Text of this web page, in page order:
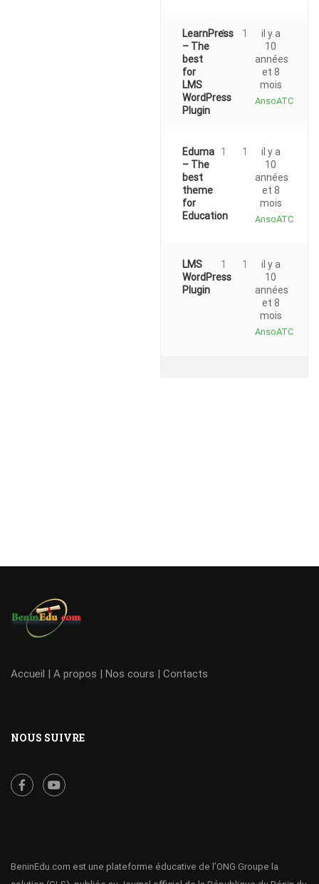
LearnPress
– The
best
for
LMS
WordPress
Plugin
1 1
il y a
10
années
et 8
mois
AnsoATC
Eduma
– The
best
theme
for
Education
1 1
il y a
10
années
et 8
mois
AnsoATC
LMS
WordPress
Plugin
1 1
il y a
10
années
et 8
mois
AnsoATC
Accueil | A propos | Nos cours | Contacts
NOUS SUIVRE
BeninEdu.com est une plateforme éducative de l’ONG Groupe la